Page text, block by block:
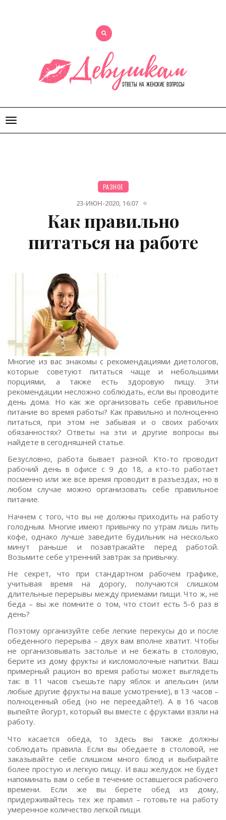
Открыть
меню
РАЗНОЕ
23-ИЮН-2020, 16:07
Как правильно
питаться на работе
Многие из вас знакомы с рекомендациями диетологов,
которые советуют питаться чаще и небольшими
порциями, а также есть здоровую пищу. Эти
рекомендации несложно соблюдать, если вы проводите
день дома. Но как же организовать себе правильное
питание во время работы? Как правильно и полноценно
питаться, при этом не забывая и о своих рабочих
обязанностях? Ответы на эти и другие вопросы вы
найдете в сегодняшней статье.
Безусловно, работа бывает разной. Кто-то проводит
рабочий день в офисе с 9 до 18, а кто-то работает
посменно или же все время проводит в разъездах, но в
любом случае можно организовать себе правильное
питание.
Начнем с того, что вы не должны приходить на работу
голодным. Многие имеют привычку по утрам лишь пить
кофе, однако лучше заведите будильник на несколько
минут раньше и позавтракайте перед работой.
Возьмите себе утренний завтрак за привычку.
Не секрет, что при стандартном рабочем графике,
учитывая время на дорогу, получаются слишком
длительные перерывы между приемами пищи. Что ж, не
беда – вы же помните о том, что стоит есть 5-6 раз в
день?
Поэтому организуйте себе легкие перекусы до и после
обеденного перерыва – двух вам вполне хватит. Чтобы
не организовывать застолье и не бежать в столовую,
берите из дому фрукты и кисломолочные напитки. Ваш
примерный рацион во время работы может выглядеть
так: в 11 часов съешьте пару яблок и апельсин (или
любые другие фрукты на ваше усмотрение), в 13 часов –
полноценный обед (но не переедайте!). А в 16 часов
выпейте йогурт, который вы вместе с фруктами взяли на
работу.
Что касается обеда, то здесь вы также должны
соблюдать правила. Если вы обедаете в столовой, не
заказывайте себе слишком много блюд и выбирайте
более простую и легкую пищу. И ваш желудок не будет
напоминать вам о себе в течение оставшегося рабочего
времени. Если же вы берете обед из дому,
придерживайтесь тех же правил – готовьте на работу
умеренное количество легкой пищи.